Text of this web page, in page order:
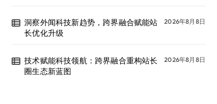
洞察外闻科技新趋势，跨界融合赋能站
长优化升级
2026年8月8日
技术赋能科技领航：跨界融合重构站长
圈生态新蓝图
2026年8月8日